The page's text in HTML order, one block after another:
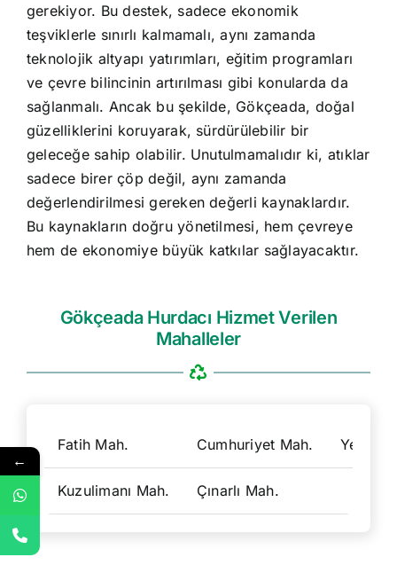
gerekiyor. Bu destek, sadece ekonomik
teşviklerle sınırlı kalmamalı, aynı zamanda
teknolojik altyapı yatırımları, eğitim programları
ve çevre bilincinin artırılması gibi konularda da
sağlanmalı. Ancak bu şekilde, Gökçeada, doğal
güzelliklerini koruyarak, sürdürülebilir bir
geleceğe sahip olabilir. Unutulmamalıdır ki, atıklar
sadece birer çöp değil, aynı zamanda
değerlendirilmesi gereken değerli kaynaklardır.
Bu kaynakların doğru yönetilmesi, hem çevreye
hem de ekonomiye büyük katkılar sağlayacaktır.
Gökçeada Hurdacı Hizmet Verilen
Mahalleler
Fatih Mah. Cumhuriyet Mah. Yeni
Kuzulimanı Mah. Çınarlı Mah.
←